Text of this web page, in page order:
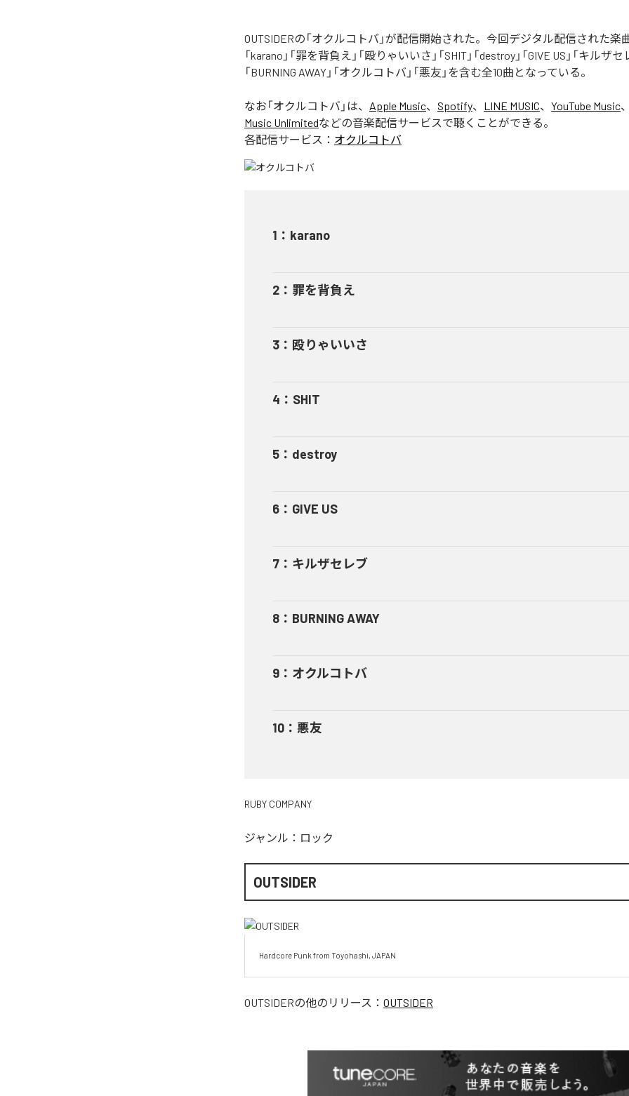
OUTSIDERの「オクルコトバ」が配信開始された。今回デジタル配信された楽
「karano」「罪を背負え」「殴りゃいいさ」「SHIT」「destroy」「GIVE US」「キルザセ
「BURNING AWAY」「オクルコトバ」「悪友」を含む全10曲となっている。
なお「オクルコトバ 」は、 Apple Music、 Spotify、 LINE MUSIC、 YouTube Music、
Music Unlimitedなどの音楽配信サービスで聴くことができる。
各配信サービス： オクルコトバ
1 ： karano
2 ： 罪を背負え
3 ： 殴りゃいいさ
4 ： SHIT
5 ： destroy
6 ： GIVE US
7 ： キルザセレブ
8 ： BURNING AWAY
9 ： オクルコトバ
10 ： 悪友
RUBY COMPANY
ジャンル： ロック
OUTSIDER
Hardcore Punk from Toyohashi, JAPAN
OUTSIDERの他のリリース： OUTSIDER